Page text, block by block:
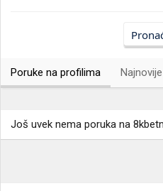
Poruke na profilima
Još uvek nema poruka na